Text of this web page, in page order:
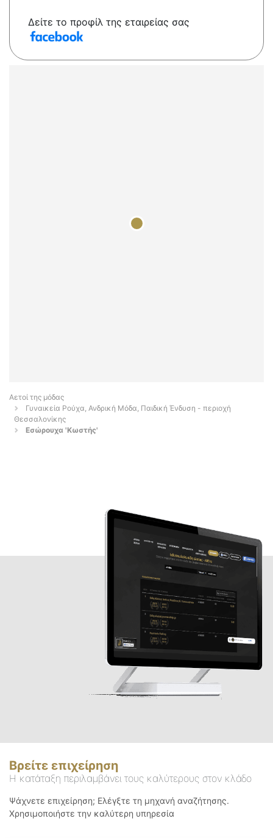
Δείτε το προφίλ της εταιρείας σας
Αετοί της μόδας
Γυναικεία Ρούχα, Ανδρική Μόδα, Παιδική Ένδυση - περιοχή
Θεσσαλονίκης
Εσώρουχα 'Κωστής'
Βρείτε επιχείρηση
Η κατάταξη περιλαμβάνει τους καλύτερους στον κλάδο
Ψάχνετε επιχείρηση; Ελέγξτε τη μηχανή αναζήτησης.
Χρησιμοποιήστε την καλύτερη υπηρεσία